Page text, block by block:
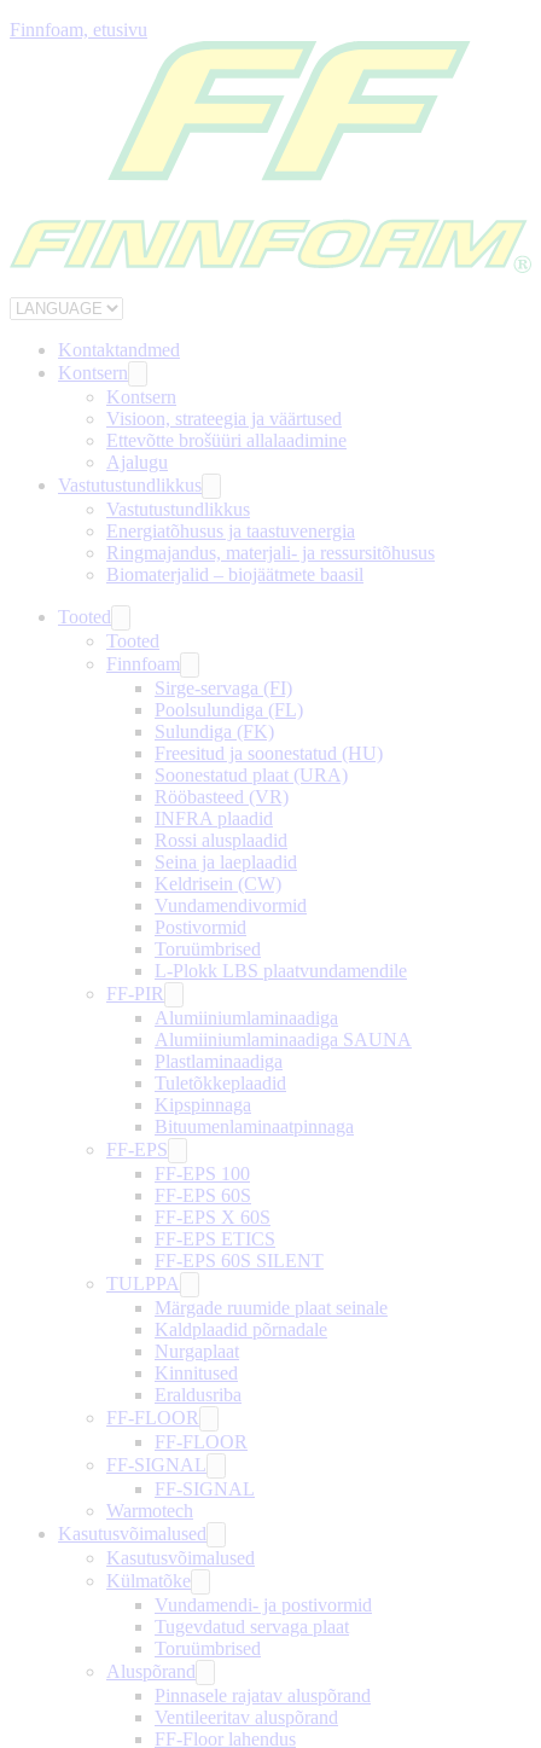
Finnfoam, etusivu
Kontaktandmed
Kontsern
Kontsern
Visioon, strateegia ja väärtused
Ettevõtte brošüüri allalaadimine
Ajalugu
Vastutustundlikkus
Vastutustundlikkus
Energiatõhusus ja taastuvenergia
Ringmajandus, materjali- ja ressursitõhusus
Biomaterjalid – biojäätmete baasil
Tooted
Tooted
Finnfoam
Sirge-servaga (FI)
Poolsulundiga (FL)
Sulundiga (FK)
Freesitud ja soonestatud (HU)
Soonestatud plaat (URA)
Rööbasteed (VR)
INFRA plaadid
Rossi alusplaadid
Seina ja laeplaadid
Keldrisein (CW)
Vundamendivormid
Postivormid
Toruümbrised
L-Plokk LBS plaatvundamendile
FF-PIR
Alumiiniumlaminaadiga
Alumiiniumlaminaadiga SAUNA
Plastlaminaadiga
Tuletõkkeplaadid
Kipspinnaga
Bituumenlaminaatpinnaga
FF-EPS
FF-EPS 100
FF-EPS 60S
FF-EPS X 60S
FF-EPS ETICS
FF-EPS 60S SILENT
TULPPA
Märgade ruumide plaat seinale
Kaldplaadid põrnadale
Nurgaplaat
Kinnitused
Eraldusriba
FF-FLOOR
FF-FLOOR
FF-SIGNAL
FF-SIGNAL
Warmotech
Kasutusvõimalused
Kasutusvõimalused
Külmatõke
Vundamendi- ja postivormid
Tugevdatud servaga plaat
Toruümbrised
Aluspõrand
Pinnasele rajatav aluspõrand
Ventileeritav aluspõrand
FF-Floor lahendus